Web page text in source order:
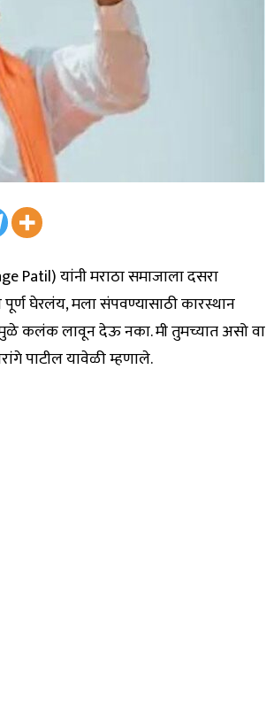
Patil) यांनी मराठा समाजाला दसरा
घेरलंय, मला संपवण्यासाठी कारस्थान
कलंक लावून देऊ नका. मी तुमच्यात असो वा
पाटील यावेळी म्हणाले.